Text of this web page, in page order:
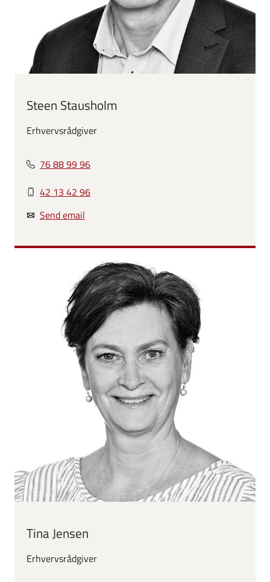
Steen Stausholm
Erhvervsrådgiver
76 88 99 96
42 13 42 96
Send email
Tina Jensen
Erhvervsrådgiver